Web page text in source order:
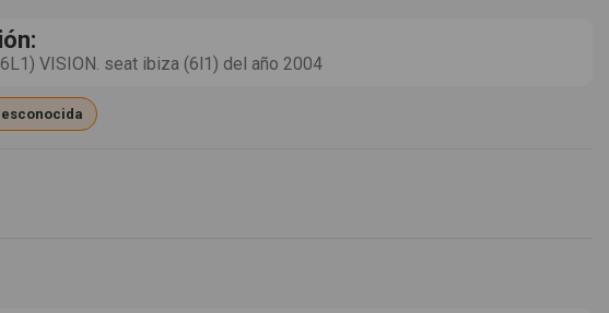
VISION. seat ibiza (6l1) del año 2004